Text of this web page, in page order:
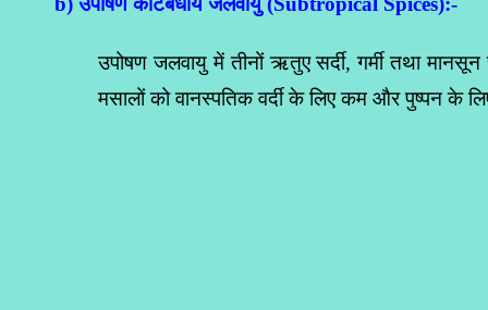
उपोषण जलवायु में तीनों ऋतुए सर्दी, गर्मी तथा
मसालों को वानस्पतिक वर्दी के लिए कम और पुष्पन के